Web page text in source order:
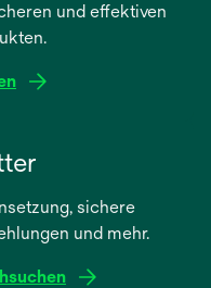
und effektiven
sichere
und mehr.